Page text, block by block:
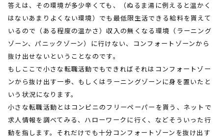
答えは、その環境が多少辛くても、（ぬるま湯に例えると温かく
はないあまりよくない環境）でも最低限生活できる給料を貰えて
いるので（ある程度の温かさ）収入の無くなる環境（ラーニング
ゾーン、パニックゾーン）に行けない、コンフォートゾーンから
抜け出せないということなのです。
もしここで小さな転職活動でもできればそれはコンフォートゾー
ンから抜け出す一歩、もしくはラーニングゾーンに身を置いたと
いう状況になります。
小さな転職活動とはコンピニのフリーペーパーを貰う、ネットで
求人情報を調べてみる、ハローワークに行く、などそういった行
動を指します。それだけでも十分コンフォートゾーンを抜け出す